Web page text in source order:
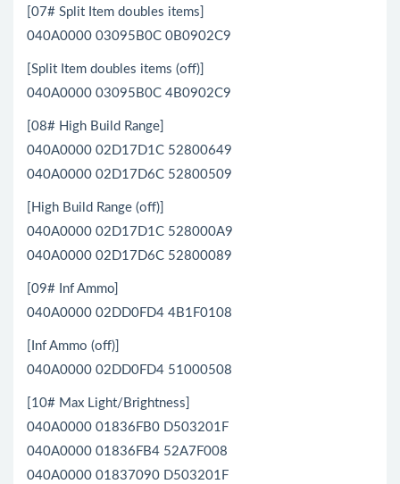
[07# Split Item doubles items]
040A0000 03095B0C 0B0902C9
[Split Item doubles items (off)]
040A0000 03095B0C 4B0902C9
[08# High Build Range]
040A0000 02D17D1C 52800649
040A0000 02D17D6C 52800509
[High Build Range (off)]
040A0000 02D17D1C 528000A9
040A0000 02D17D6C 52800089
[09# Inf Ammo]
040A0000 02DD0FD4 4B1F0108
[Inf Ammo (off)]
040A0000 02DD0FD4 51000508
[10# Max Light/Brightness]
040A0000 01836FB0 D503201F
040A0000 01836FB4 52A7F008
040A0000 01837090 D503201F